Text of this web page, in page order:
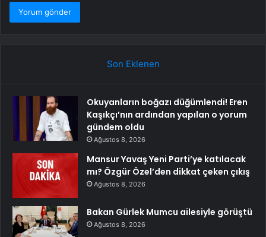
Son Eklenen
Okuyanların boğazı düğümlendi! Eren
Kaşıkçı’nın ardından yapılan o yorum
gündem oldu
Ağustos 8, 2026
Mansur Yavaş Yeni Parti’ye katılacak
mı? Özgür Özel’den dikkat çeken çıkış
Ağustos 8, 2026
Bakan Gürlek Mumcu ailesiyle görüştü
Ağustos 8, 2026